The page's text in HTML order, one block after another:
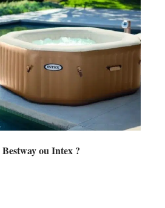
ou Intex ?